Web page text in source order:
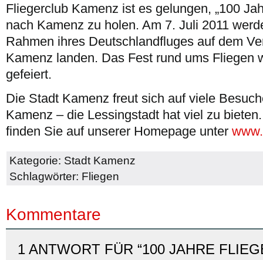
Fliegerclub Kamenz ist es gelungen, „100
nach Kamenz zu holen. Am 7. Juli 2011
Rahmen ihres Deutschlandfluges auf dem
Kamenz landen. Das Fest rund ums Fliegen
gefeiert.
Die Stadt Kamenz freut sich auf viele
Kamenz – die Lessingstadt hat viel zu
finden Sie auf unserer Homepage unter
Kategorie: Stadt Kamenz
Schlagwörter: Fliegen
Kommentare
1 ANTWORT FÜR “100 JAHRE